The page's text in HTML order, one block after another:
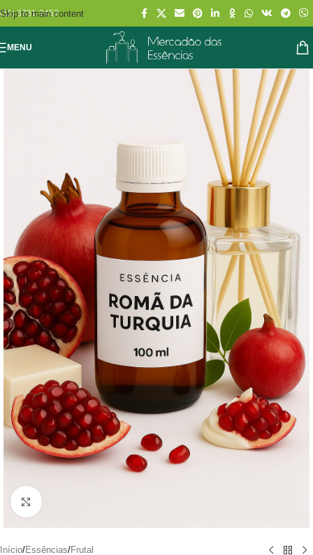
Skip to main content
(11) 3731-2452
MENU
Início/Essências/Frutal